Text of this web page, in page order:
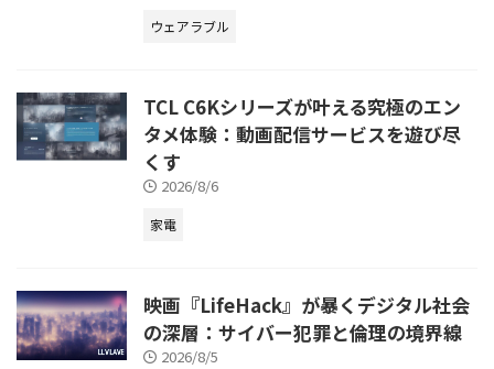
ウェアラブル
TCL C6Kシリーズが叶える究極のエン
タメ体験：動画配信サービスを遊び尽
くす
2026/8/6
家電
映画『LifeHack』が暴くデジタル社会
の深層：サイバー犯罪と倫理の境界線
2026/8/5